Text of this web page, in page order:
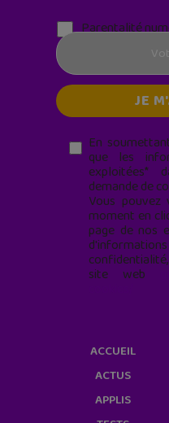
Parentalité
En
que les
exploitées*
demande de
Vous
moment en
page de nos
site web
ACCUEIL
ACTUS
APPLIS